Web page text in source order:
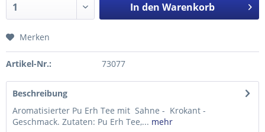
In den Warenkorb
Merken
Artikel-Nr.: 73077
Beschreibung
Aromatisierter Pu Erh Tee mit Sahne - Krokant -
Geschmack. Zutaten: Pu Erh Tee,... mehr